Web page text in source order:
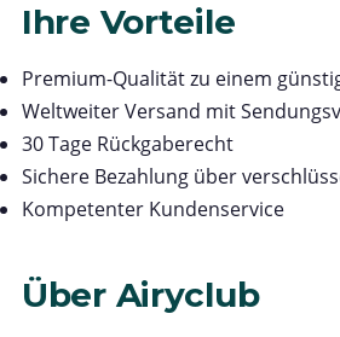
Ihre Vorteile
Premium-Qualität zu einem
Weltweiter Versand mit
30 Tage Rückgaberecht
Sichere Bezahlung über
Kompetenter Kundenservice
Über Airyclub